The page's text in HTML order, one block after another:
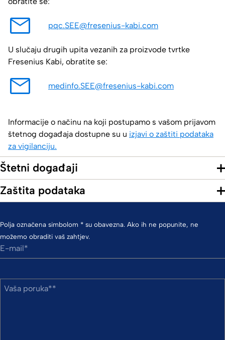
pqc.SEE@fresenius-kabi.com
U slučaju drugih upita vezanih za proizvode tvrtke
Fresenius Kabi, obratite se:
medinfo.SEE@fresenius-kabi.com
Informacije o načinu na koji postupamo s vašom prijavom
štetnog događaja dostupne su u izjavi o zaštiti podataka
za vigilanciju.
Štetni događaji
Zaštita podataka
Polja označena simbolom * su obavezna. Ako ih ne popunite, ne
možemo obraditi vaš zahtjev.
E-mail
Vaša poruka*